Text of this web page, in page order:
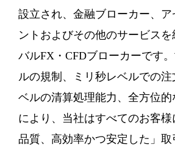
設立され、金融ブローカー、ア
ントおよびその他のサービス
バルFX・CFDブローカーです
ルの規制、ミリ秒レベルでの
ベルの清算処理能力、全方位的
により、当社はすべてのお客
品質、高効率かつ安定した」